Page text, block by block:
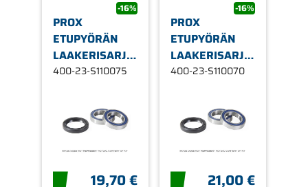
-16%
PROX
ETUPYÖRÄN
LAAKERISARJA
CR250/500 '8
400-23-S110075
19,70 €
-16%
PROX
ETUPYÖRÄN
LAAKERISARJA
GAS GAS EC/M
400-23-S110070
21,00 €